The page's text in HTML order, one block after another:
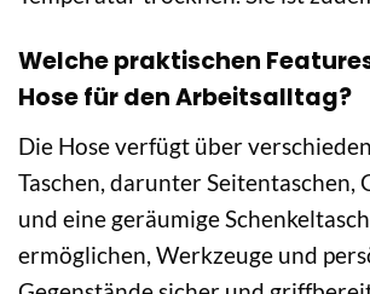
Welche praktischen
Hose für den Arbeitsalltag?
Die Hose verfügt über
Taschen, darunter Seitentaschen,
und eine geräumige
ermöglichen, Werkzeuge und